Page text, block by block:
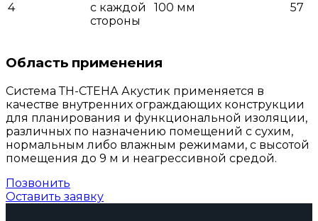
4
с каждой
стороны
100 мм 57
Область применения
Система ТН-СТЕНА Акустик применяется в
качестве внутренних ограждающих конструкции
для планирования и функциональной изоляции,
различных по назначению помещений с сухим,
нормальным либо влажным режимами, с высотой
помещения до 9 м и неагрессивной средой.
Позвонить
Оставить заявку